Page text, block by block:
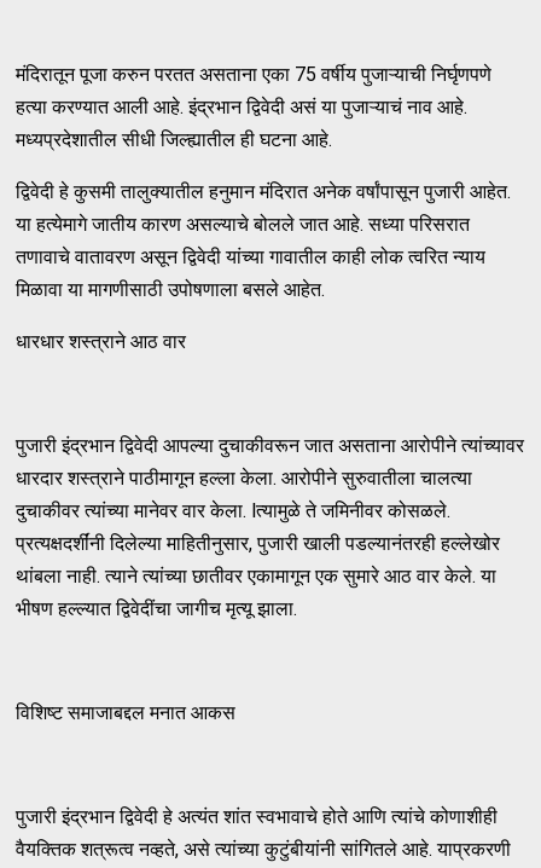
मंदिरातून पूजा करुन परतत असताना एका 75 वर्षीय पुजाऱ्याची निर्घृणपणे
हत्या करण्यात आली आहे. इंद्रभान द्विवेदी असं या पुजाऱ्याचं नाव आहे.
मध्यप्रदेशातील सीधी जिल्ह्यातील ही घटना आहे.
द्विवेदी हे कुसमी तालुक्यातील हनुमान मंदिरात अनेक वर्षांपासून पुजारी आहेत.
या हत्येमागे जातीय कारण असल्याचे बोलले जात आहे. सध्या परिसरात
तणावाचे वातावरण असून द्विवेदी यांच्या गावातील काही लोक त्वरित न्याय
मिळावा या मागणीसाठी उपोषणाला बसले आहेत.
धारधार शस्त्राने आठ वार
पुजारी इंद्रभान द्विवेदी आपल्या दुचाकीवरून जात असताना आरोपीने त्यांच्यावर
धारदार शस्त्राने पाठीमागून हल्ला केला. आरोपीने सुरुवातीला चालत्या
दुचाकीवर त्यांच्या मानेवर वार केला. lत्यामुळे ते जमिनीवर कोसळले.
प्रत्यक्षदर्शींनी दिलेल्या माहितीनुसार, पुजारी खाली पडल्यानंतरही हल्लेखोर
थांबला नाही. त्याने त्यांच्या छातीवर एकामागून एक सुमारे आठ वार केले. या
भीषण हल्ल्यात द्विवेदींचा जागीच मृत्यू झाला.
विशिष्ट समाजाबद्दल मनात आकस
पुजारी इंद्रभान द्विवेदी हे अत्यंत शांत स्वभावाचे होते आणि त्यांचे कोणाशीही
वैयक्तिक शत्रूत्व नव्हते, असे त्यांच्या कुटुंबीयांनी सांगितले आहे. याप्रकरणी